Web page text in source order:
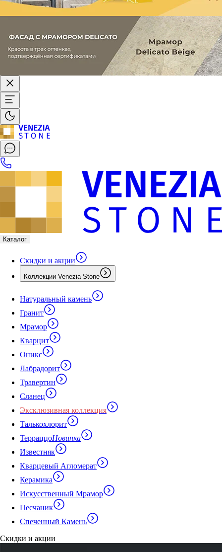
Каталог
Скидки и акции
Коллекции Venezia Stone
Натуральный камень
Гранит
Мрамор
Кварцит
Оникс
Лабрадорит
Травертин
Сланец
Эксклюзивная коллекция
Талькохлорит
ТерраццоНовинка
Известняк
Кварцевый Агломерат
Керамика
Искусственный Мрамор
Песчаник
Спеченный Камень
Скидки и акции